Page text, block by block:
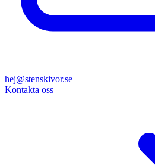
hej@stenskivor.se
Kontakta oss